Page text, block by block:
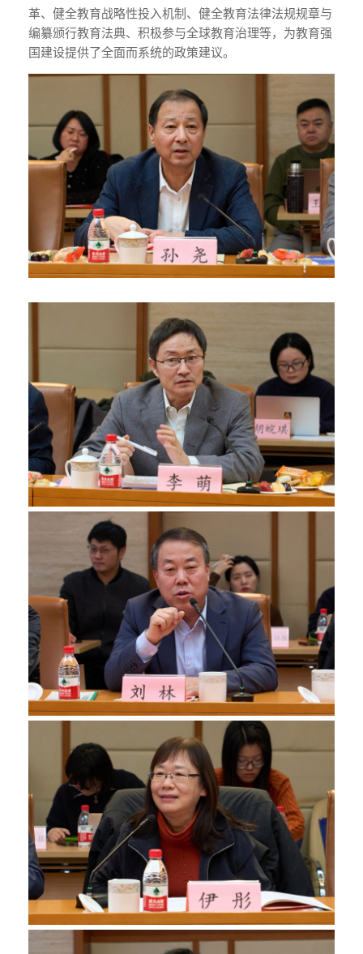
革、健全教育战略性投入机制、健全教育法律法规规章与
编纂颁行教育法典、积极参与全球教育治理等，为教育强
国建设提供了全面而系统的政策建议。